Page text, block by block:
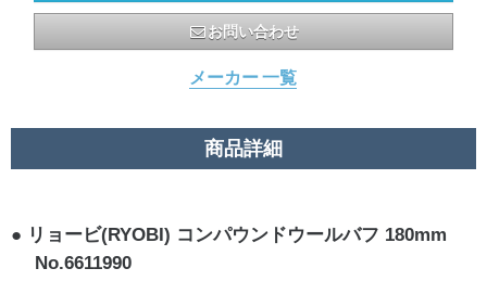
お問い合わせ
メーカー 一覧
商品詳細
リョービ(RYOBI) コンパウンドウールバフ 180mm
No.6611990